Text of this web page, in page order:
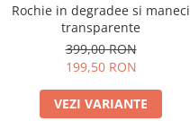
Rochie in degradee si maneci
transparente
399,00 RON
199,50 RON
VEZI VARIANTE